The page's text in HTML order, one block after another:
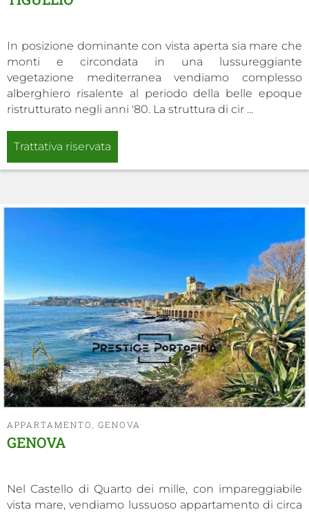
In posizione dominante con vista aperta sia mare che
monti e circondata in una lussureggiante
vegetazione mediterranea vendiamo complesso
alberghiero risalente al periodo della belle epoque
ristrutturato negli anni '80. La struttura di cir ...
Trattativa riservata
APPARTAMENTO, GENOVA
GENOVA
Nel Castello di Quarto dei mille, con impareggiabile
vista mare, vendiamo lussuoso appartamento di circa